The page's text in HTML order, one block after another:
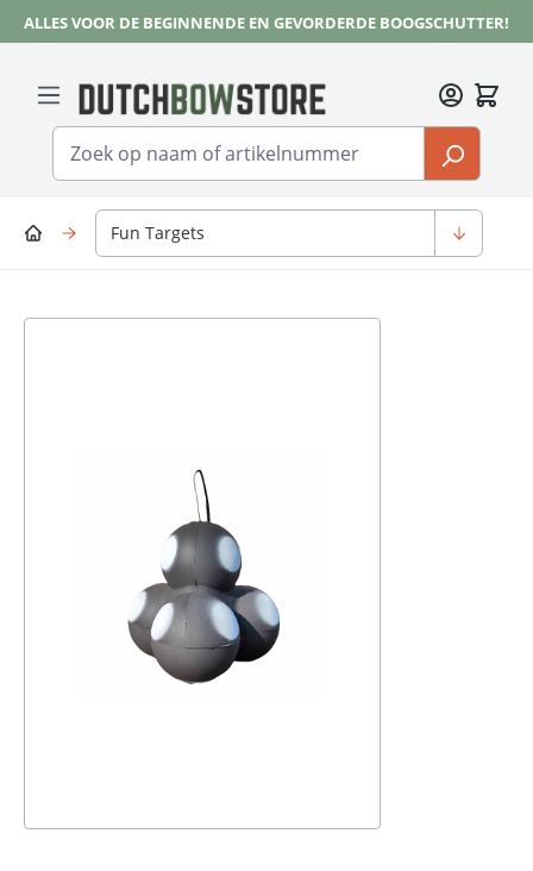
Ga naar de hoofdinhoud
ALLES VOOR DE BEGINNENDE EN GEVORDERDE BOOGSCHUTTER!
Fun Targets
Afbeeldingengalerij overslaan